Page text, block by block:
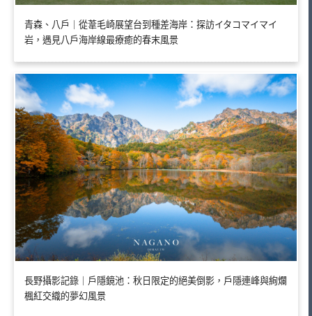
青森、八戶｜從葦毛崎展望台到種差海岸：探訪イタコマイマイ
岩，遇見八戶海岸線最療癒的春末風景
長野攝影記錄｜戶隱鏡池：秋日限定的絕美倒影，戶隱連峰與絢爛
楓紅交織的夢幻風景